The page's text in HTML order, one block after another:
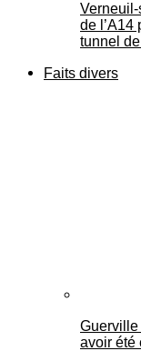
de l’A14
tunnel
Faits divers
Guerville
avoir été